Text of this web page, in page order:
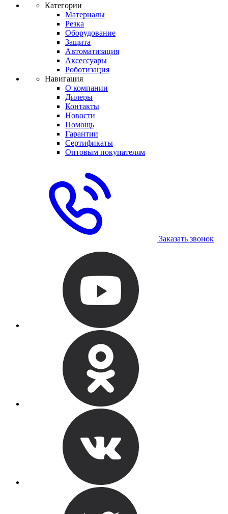
Категории
Материалы
Резка
Оборудование
Защита
Автоматизация
Аксессуары
Роботизация
Навигация
О компании
Дилеры
Контакты
Новости
Помощь
Гарантии
Сертификаты
Оптовым покупателям
Заказать звонок